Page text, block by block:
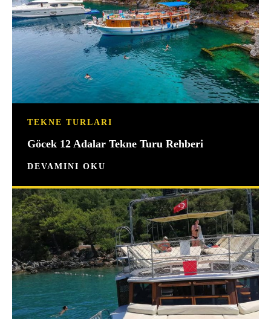
TEKNE TURLARI
Göcek 12 Adalar Tekne Turu Rehberi
DEVAMINI OKU